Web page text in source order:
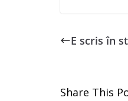
E scris în
Share This